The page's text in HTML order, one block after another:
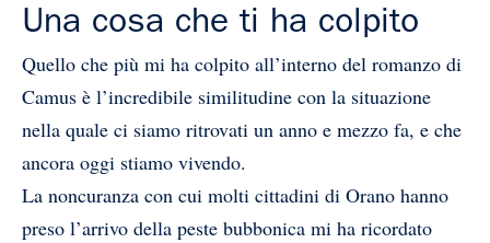
Una cosa che ti ha colpito
Quello che più mi ha colpito all’interno del romanzo di
Camus è l’incredibile similitudine con la situazione
nella quale ci siamo ritrovati un anno e mezzo fa, e che
ancora oggi stiamo vivendo.
La noncuranza con cui molti cittadini di Orano hanno
preso l’arrivo della peste bubbonica mi ha ricordato